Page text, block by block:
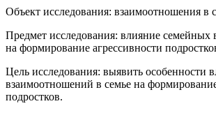
Объект исследования: взаимоотношения в
Предмет исследования: влияние семейных
на формирование агрессивности
Цель исследования: выявить особенности
взаимоотношений в семье на
подростков.